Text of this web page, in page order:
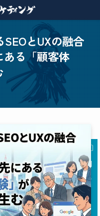
とUXの融合
る「顧客体
AI
チャットに質問